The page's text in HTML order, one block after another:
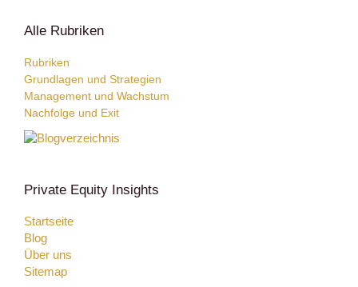
Alle Rubriken
Rubriken
Grundlagen und Strategien
Management und Wachstum
Nachfolge und Exit
Private Equity Insights
Startseite
Blog
Über uns
Sitemap